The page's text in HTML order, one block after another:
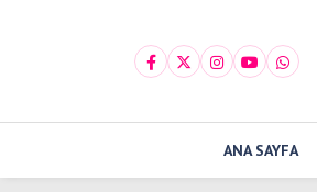
ANA SAYFA